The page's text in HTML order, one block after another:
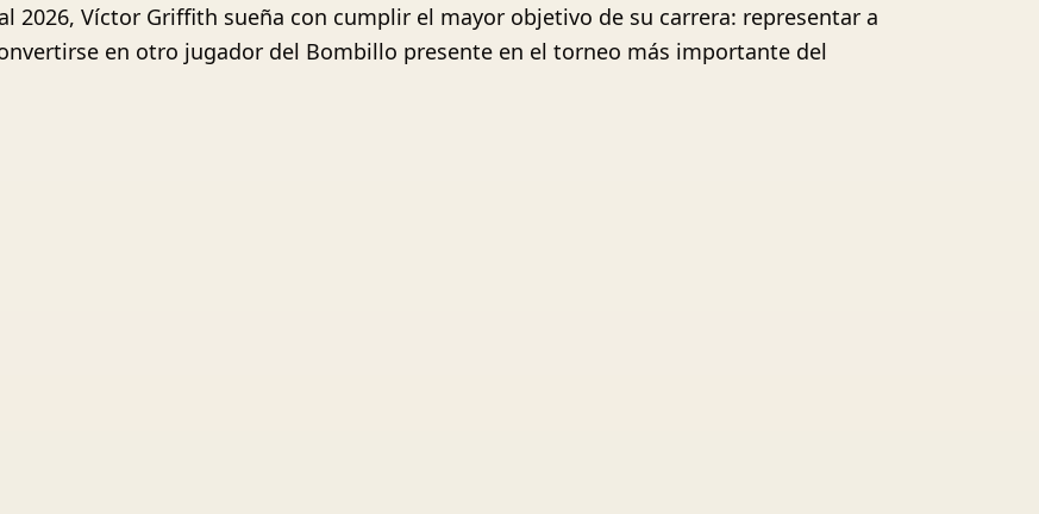
2026, Víctor Griffith sueña con cumplir el mayor objetivo de su carrera: representar a
en otro jugador del Bombillo presente en el torneo más importante del